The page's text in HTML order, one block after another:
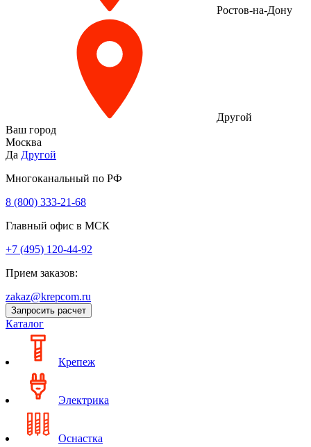
Ростов-на-Дону
Другой
Ваш город
Москва
Да Другой
Многоканальный по РФ
8 (800) 333‑21-68
Главный офис в МСК
+7 (495) 120-44-92
Прием заказов:
zakaz@krepcom.ru
Запросить расчет
Каталог
Крепеж
Электрика
Оснастка